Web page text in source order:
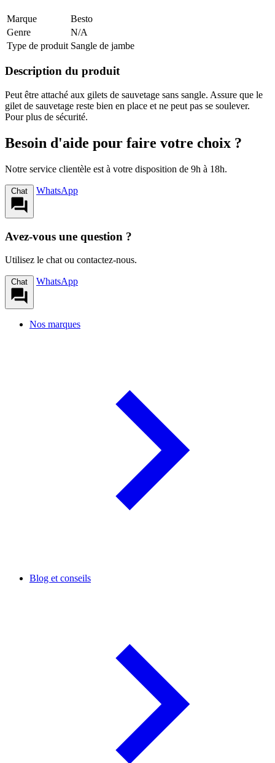
Marque
Besto
Genre
N/A
Type de produit Sangle de jambe
Description du produit
Peut être attaché aux gilets de sauvetage sans sangle. Assure que le
gilet de sauvetage reste bien en place et ne peut pas se soulever.
Pour plus de sécurité.
Besoin d'aide pour faire votre choix ?
Notre service clientèle est à votre disposition de 9h à 18h.
Chat WhatsApp
Avez-vous une question ?
Utilisez le chat ou contactez-nous.
Chat WhatsApp
Nos marques
Blog et conseils